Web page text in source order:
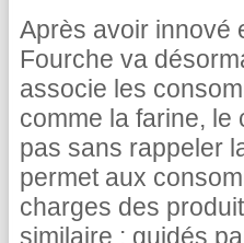
Après avoir innové
Fourche va
associe les
comme la farine, le
pas sans rappeler
permet aux
charges des
similaire : guidés